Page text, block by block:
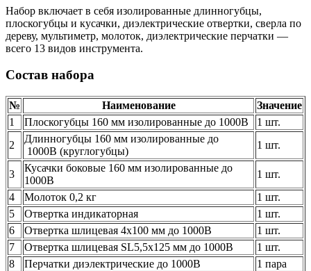
Набор включает в себя изолированные длинногубцы,
плоскогубцы и кусачки, диэлектрические отвертки, сверла по
дереву, мультиметр, молоток, диэлектрические перчатки —
всего 13 видов инструмента.
Состав набора
№ Наименование
Значение
1
Плоскогубцы 160 мм изолированные до 1000В
1 шт.
2
Длинногубцы 160 мм изолированные до
1000В (круглогубцы)
1 шт.
3
Кусачки боковые 160 мм изолированные до
1000В
1 шт.
4
Молоток 0,2 кг
1 шт.
5
Отвертка индикаторная
1 шт.
6
Отвертка шлицевая 4х100 мм до 1000В
1 шт.
7
Отвертка шлицевая SL5,5х125 мм до 1000В
1 шт.
8
Перчатки диэлектрические до 1000В
1 пара